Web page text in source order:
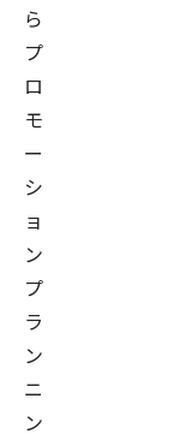
ら
プ
ロ
モ
ー
シ
ョ
ン
プ
ラ
ン
ニ
ン